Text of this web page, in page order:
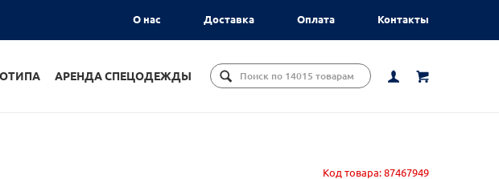
О нас Доставка Оплата Контакты
АРЕНДА СПЕЦОДЕЖДЫ
Код товара: 87467949